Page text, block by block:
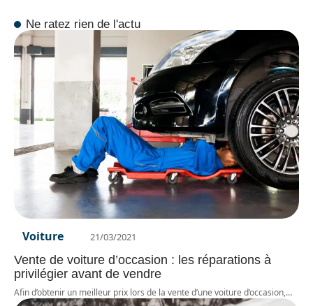
Ne ratez rien de l'actu
Voiture 21/03/2021
Vente de voiture d’occasion : les réparations à
privilégier avant de vendre
Afin d’obtenir un meilleur prix lors de la vente d’une voiture d’occasion,…